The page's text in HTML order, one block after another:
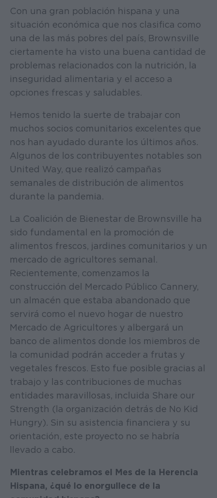
Con una gran población hispana y una
situación económica que nos clasifica como
una de las más pobres del país, Brownsville
ciertamente ha visto una buena cantidad de
problemas relacionados con la nutrición, la
inseguridad alimentaria y el acceso a
opciones frescas y saludables.
Hemos tenido la suerte de trabajar con
muchos socios comunitarios excelentes que
nos han ayudado durante los últimos años.
Algunos de los contribuyentes notables son
United Way, que realizó campañas
semanales de distribución de alimentos
durante la pandemia.
La Coalición de Bienestar de Brownsville ha
sido fundamental en la promoción de
alimentos frescos, jardines comunitarios y un
mercado de agricultores semanal.
Recientemente, comenzamos la
construcción del Mercado Público Cannery,
un almacén que estaba abandonado que
servirá como el nuevo hogar de nuestro
Mercado de Agricultores y albergará un
banco de alimentos donde los miembros de
la comunidad podrán acceder a frutas y
vegetales frescos. Esto fue posible gracias al
trabajo y las contribuciones de muchas
entidades maravillosas, incluida Share our
Strength (la organización detrás de No Kid
Hungry). Sin su asistencia financiera y su
orientación, este proyecto no se habría
llevado a cabo.
Mientras celebramos el Mes de la Herencia
Hispana, ¿qué lo enorgullece de la